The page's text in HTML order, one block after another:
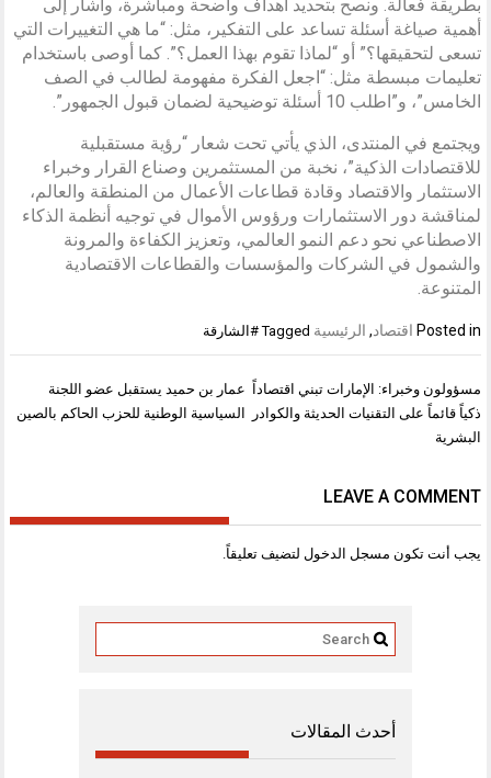
بطريقة فعالة. ونصح بتحديد أهداف واضحة ومباشرة، وأشار إلى
أهمية صياغة أسئلة تساعد على التفكير، مثل: “ما هي التغييرات التي
تسعى لتحقيقها؟” أو “لماذا تقوم بهذا العمل؟”. كما أوصى باستخدام
تعليمات مبسطة مثل: “اجعل الفكرة مفهومة لطالب في الصف
الخامس”، و”اطلب 10 أسئلة توضيحية لضمان قبول الجمهور”.
ويجتمع في المنتدى، الذي يأتي تحت شعار “رؤية مستقبلية
للاقتصادات الذكية”، نخبة من المستثمرين وصناع القرار وخبراء
الاستثمار والاقتصاد وقادة قطاعات الأعمال من المنطقة والعالم،
لمناقشة دور الاستثمارات ورؤوس الأموال في توجيه أنظمة الذكاء
الاصطناعي نحو دعم النمو العالمي، وتعزيز الكفاءة والمرونة
والشمول في الشركات والمؤسسات والقطاعات الاقتصادية
المتنوعة.
Posted in اقتصاد, الرئيسية Tagged #الشارقة
تصفّح
المقالات
عمار بن حميد يستقبل عضو اللجنة
السياسية الوطنية للحزب الحاكم بالصين
مسؤولون وخبراء: الإمارات تبني اقتصاداً
ذكياً قائماً على التقنيات الحديثة والكوادر
البشرية
LEAVE A COMMENT
يجب أنت تكون مسجل الدخول لتضيف تعليقاً.
أحدث المقالات